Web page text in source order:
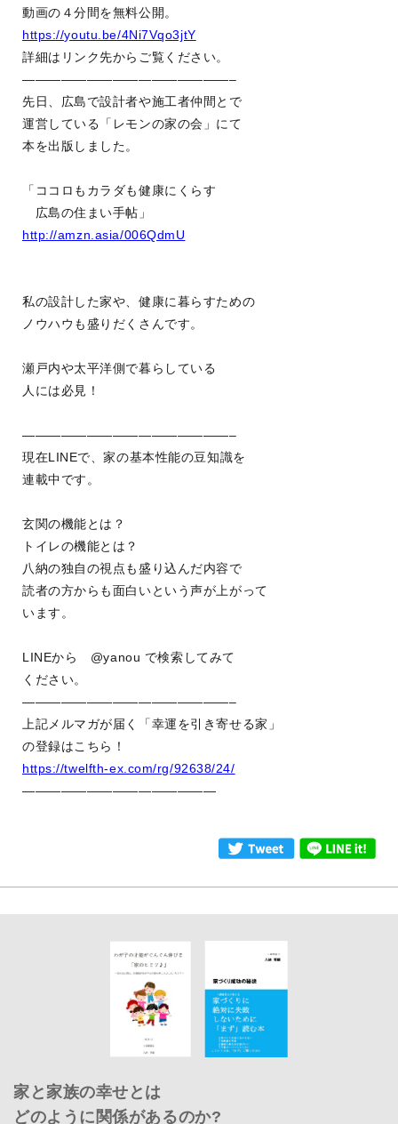
動画の４分間を無料公開。
https://youtu.be/4Ni7Vqo3jtY
詳細はリンク先からご覧ください。
————————————————–
先日、広島で設計者や施工者仲間とで
運営している「レモンの家の会」にて
本を出版しました。
「ココロもカラダも健康にくらす
広島の住まい手帖」
http://amzn.asia/006QdmU
私の設計した家や、健康に暮らすための
ノウハウも盛りだくさんです。
瀬戸内や太平洋側で暮らしている
人には必見！
————————————————–
現在LINEで、家の基本性能の豆知識を
連載中です。
玄関の機能とは？
トイレの機能とは？
八納の独自の視点も盛り込んだ内容で
読者の方からも面白いという声が上がって
います。
LINEから @yanou で検索してみて
ください。
————————————————–
上記メルマガが届く「幸運を引き寄せる家」
の登録はこちら！
https://twelfth-ex.com/rg/92638/24/
———————————————
家と家族の幸せとは
どのように関係があるのか?